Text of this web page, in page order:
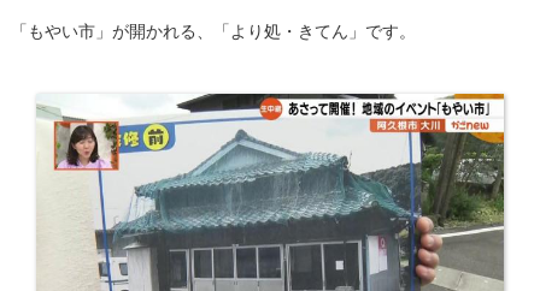
「もやい市」が開かれる、「より処・きてん」です。